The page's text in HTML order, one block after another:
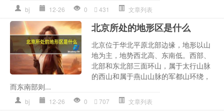
bj 12-26 0 431 文章列表
北京所处的地形区是什么
北京位于华北平原北部边缘，地形以山
地为主，地势西北高、东南低。西部、
北部和东北部三面环山，属于太行山脉
的西山和属于燕山山脉的军都山环绕，
而东南部则...
bj 12-26 0 707 文章列表